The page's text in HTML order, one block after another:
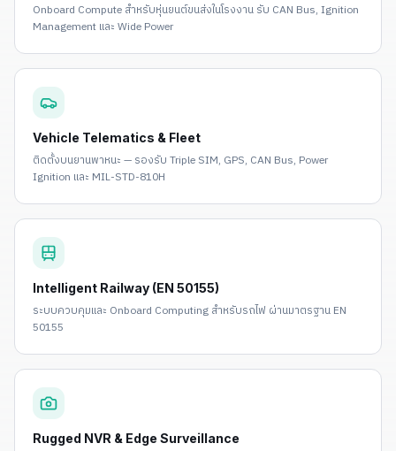
Onboard Compute สำหรับหุ่นยนต์ขนส่งในโรงงาน รับ CAN Bus, Ignition
Management และ Wide Power
Vehicle Telematics & Fleet
ติดตั้งบนยานพาหนะ — รองรับ Triple SIM, GPS, CAN Bus, Power
Ignition และ MIL-STD-810H
Intelligent Railway (EN 50155)
ระบบควบคุมและ Onboard Computing สำหรับรถไฟ ผ่านมาตรฐาน EN
50155
Rugged NVR & Edge Surveillance